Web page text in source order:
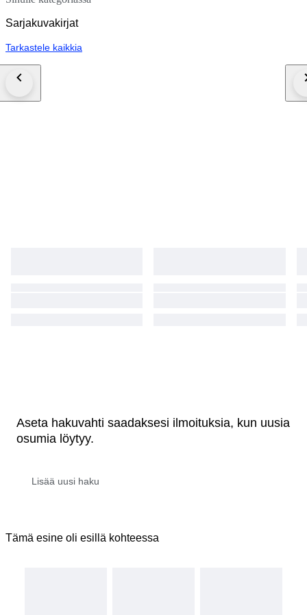
Sarjakuvakirjat
Tarkastele kaikkia
Aseta hakuvahti saadaksesi ilmoituksia, kun uusia
osumia löytyy.
Tämä esine oli esillä kohteessa